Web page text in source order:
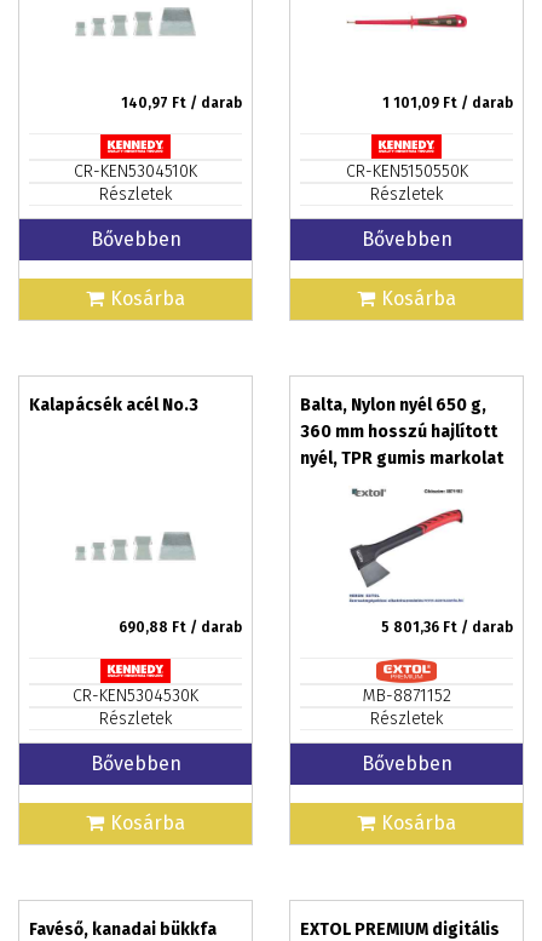
140,97 Ft / darab
CR-KEN5304510K
Részletek
Bővebben
Kosárba
1 101,09 Ft / darab
CR-KEN5150550K
Részletek
Bővebben
Kosárba
Kalapácsék acél No.3
690,88 Ft / darab
CR-KEN5304530K
Részletek
Bővebben
Kosárba
Balta, Nylon nyél 650 g,
360 mm hosszú hajlított
nyél, TPR gumis markolat
5 801,36 Ft / darab
MB-8871152
Részletek
Bővebben
Kosárba
Favéső, kanadai bükkfa
EXTOL PREMIUM digitális